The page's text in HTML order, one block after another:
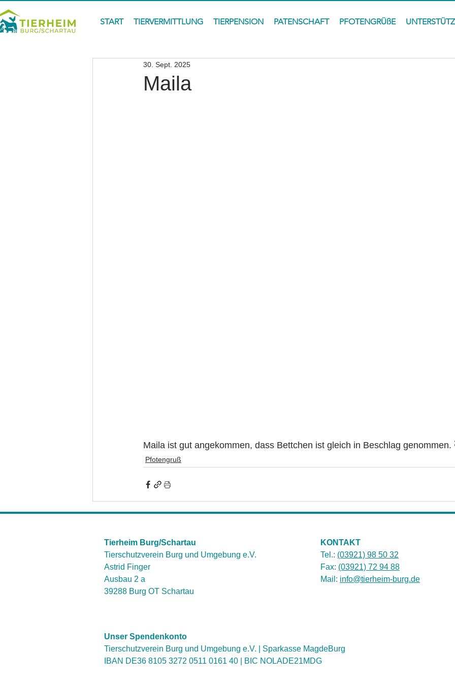
START TIERVERMITTLUNG TIERPENSION PATENSCHAFT PFOTENGRÜßE
Maila
30. Sept. 2025
Maila ist gut angekommen, dass Bettchen ist gleich in Beschlag genommen.
Pfotengruß
Tierheim Burg/Schartau
Tierschutzverein Burg und Umgebung e.V.
Astrid Finger
Ausbau 2 a
39288 Burg OT Schartau
KONTAKT
Tel.: (03921) 98 50 32
Fax: (03921) 72 94 88
Mail: info@tierheim-burg.de
Unser Spendenkonto
Tierschutzverein Burg und Umgebung e.V. | Sparkasse MagdeBurg
IBAN DE36 8105 3272 0511 0161 40 | BIC NOLADE21MDG